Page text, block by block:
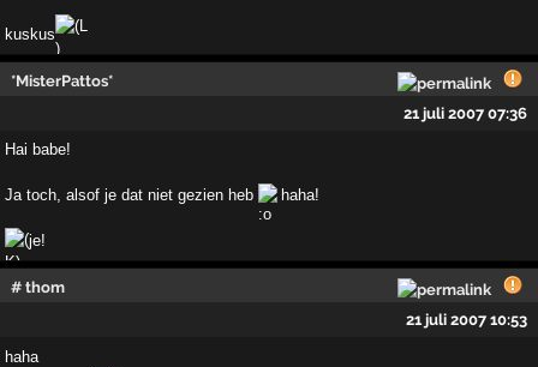
kuskus
*MisterPattos*
21 juli 2007 07:36
Hai babe!
Ja toch, alsof je dat niet gezien heb haha!
je!
# thom
21 juli 2007 10:53
haha